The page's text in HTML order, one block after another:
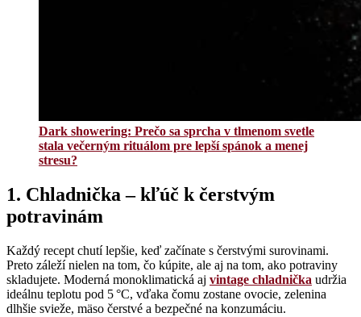
Dark showering: Prečo sa sprcha v tlmenom svetle
stala večerným rituálom pre lepší spánok a menej
stresu?
1. Chladnička – kľúč k čerstvým
potravinám
Každý recept chutí lepšie, keď začínate s čerstvými surovinami.
Preto záleží nielen na tom, čo kúpite, ale aj na tom, ako potraviny
skladujete. Moderná monoklimatická aj vintage chladnička udržia
ideálnu teplotu pod 5 °C, vďaka čomu zostane ovocie, zelenina
dlhšie svieže, mäso čerstvé a bezpečné na konzumáciu.